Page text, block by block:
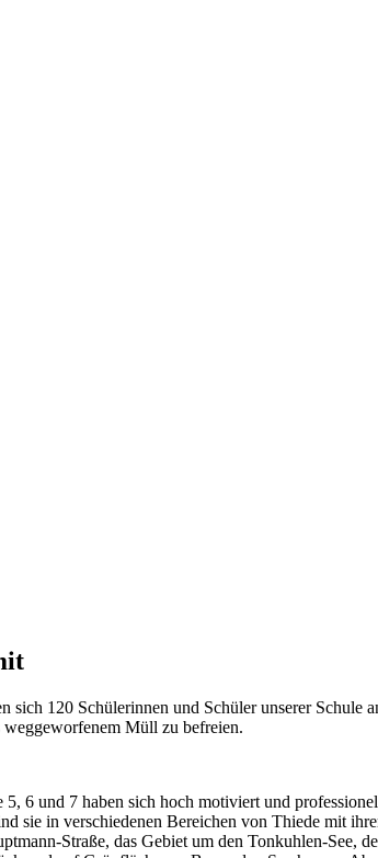
sich 120 Schülerinnen und Schüler unserer
weggeworfenem Müll zu befreien.
5, 6 und 7 haben sich hoch motiviert und
sie in verschiedenen Bereichen von Thiede mit
Straße, das Gebiet um den Tonkuhlen-See,